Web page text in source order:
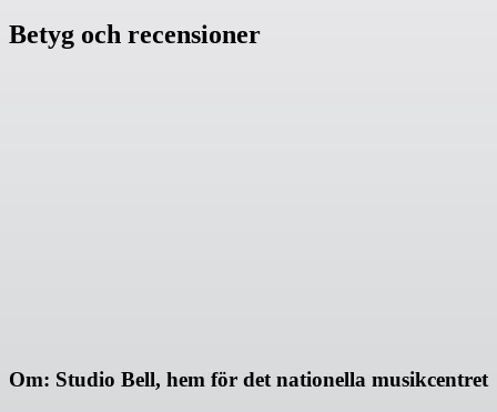
Betyg och recensioner
Om: Studio Bell, hem för det nationella musikcentret